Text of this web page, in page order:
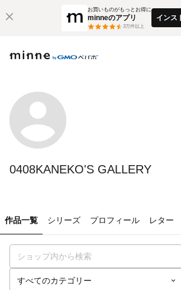
お買いものがもっとお得に
minneのアプリ
3万件以上
インス
0408KANEKO'S GALLERY
作品一覧 シリーズ プロフィール レター